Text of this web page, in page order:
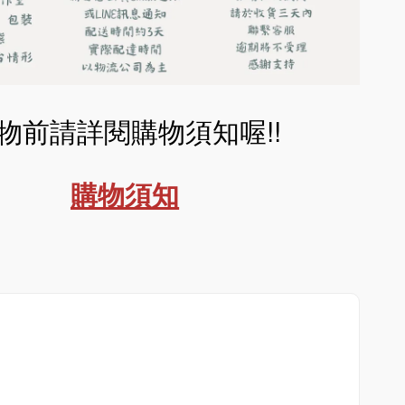
前請詳閱購物須知喔!!
購物須知